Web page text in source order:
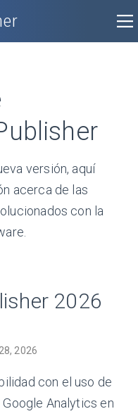
versión, aquí
acerca de las
con la
2026
2026
con el uso de
Analytics en